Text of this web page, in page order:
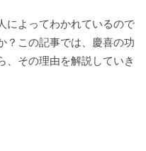
によってわかれているので
？この記事では、慶喜の功
、その理由を解説していき